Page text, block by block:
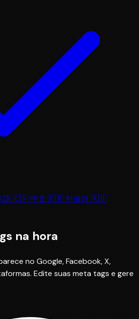
語🇨🇳中文 🇰🇷 한국어 🇷🇺
na hora
no Google, Facebook, X,
Edite suas meta tags e gere